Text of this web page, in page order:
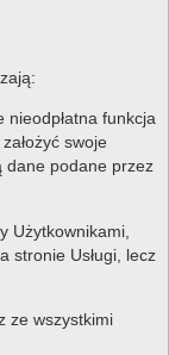
funkcja
swoje
dane podane przez
Użytkownikami,
stronie Usługi, lecz
ze wszystkimi